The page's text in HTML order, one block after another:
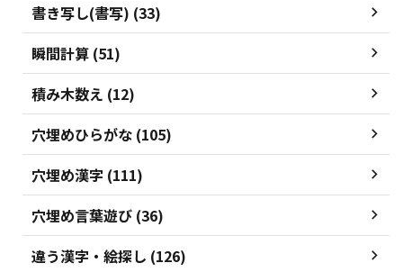
書き写し(書写) (33)
瞬間計算 (51)
積み木数え (12)
穴埋めひらがな (105)
穴埋め漢字 (111)
穴埋め言葉遊び (36)
違う漢字・絵探し (126)